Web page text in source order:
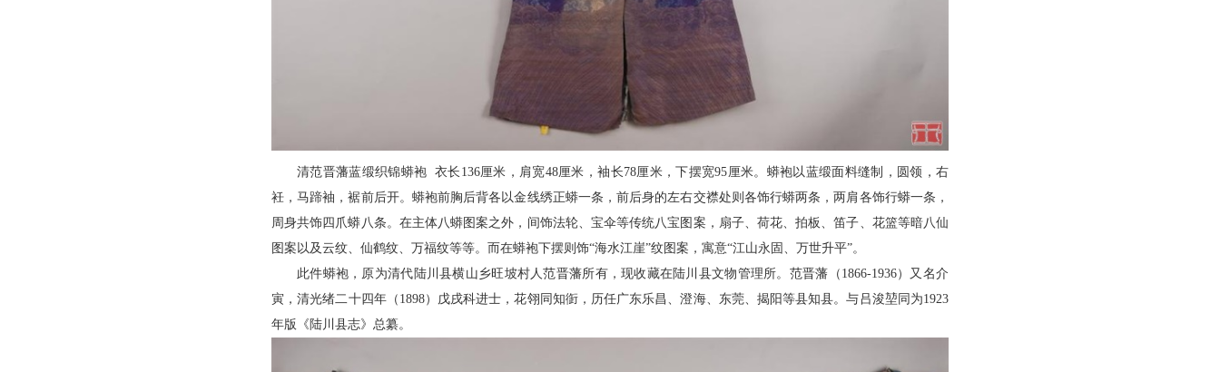
清范晋藩蓝缎织锦蟒袍 衣长136厘米，肩宽48厘米，袖长78厘米，下摆宽95厘米。蟒袍以蓝缎面料缝制，圆领，右
衽，马蹄袖，裾前后开。蟒袍前胸后背各以金线绣正蟒一条，前后身的左右交襟处则各饰行蟒两条，两肩各饰行蟒一条，
周身共饰四爪蟒八条。在主体八蟒图案之外，间饰法轮、宝伞等传统八宝图案，扇子、荷花、拍板、笛子、花篮等暗八仙
图案以及云纹、仙鹤纹、万福纹等等。而在蟒袍下摆则饰“海水江崖”纹图案，寓意“江山永固、万世升平”。
此件蟒袍，原为清代陆川县横山乡旺坡村人范晋藩所有，现收藏在陆川县文物管理所。范晋藩（1866-1936）又名介
寅，清光绪二十四年（1898）戊戌科进士，花翎同知衘，历任广东乐昌、澄海、东莞、揭阳等县知县。与吕浚堃同为1923
年版《陆川县志》总纂。